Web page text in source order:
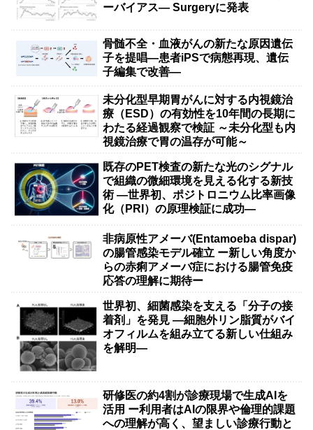
ーバイアス— Surgeryに発表
骨髄不全・血液がんの新たな原因遺伝
子を提唱―患者iPSで病態再現、遺伝
子編集で改善―
未分化型早期胃がんに対する内視鏡治
療（ESD）の有効性を10年間の長期に
わたる経過観察で検証 ～未分化型も内
視鏡治療で胃の温存が可能～
既存のPET検査の新たな光のシグナル
で組織の微細環境を見える化する新技
術 ―世界初、ポジトロニウム比率画像
化（PRI）の原理検証に成功―
非病原性アメーバ(Entamoeba dispar)
の腸管感染モデル確立 ー新しい角度か
らの赤痢アメーバ症における腸管免疫
応答の理解に期待ー
世界初、細菌感染を支える「分子の接
着剤」を発見 ―細胞外リン脂質がバイ
オフィルムを組み立てる新しい仕組み
を解明―
研修医の約4割が診療現場で生成AIを
活用 ー利用者はAIの限界や倫理的課題
への理解が高く、望ましい診療行動と